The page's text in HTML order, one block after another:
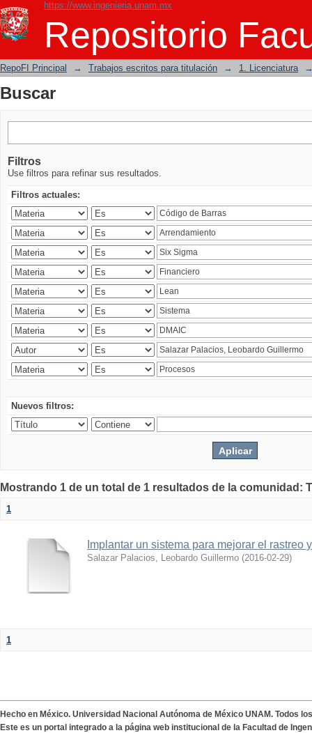
https://www.ingenieria.unam.mx
Repositorio
Buscar
RepoFI Principal → Trabajos escritos para titulación → 1. Licenciatura
Buscar
Filtros
Use filtros para refinar sus resultados.
Filtros actuales:
Nuevos filtros:
Mostrando 1 de un total de 1 resultados de la comunidad:
1
Implantar un sistema para mejorar el rastreo
Salazar Palacios, Leobardo Guillermo (2016-02-29)
1
Hecho en México. Universidad Nacional Autónoma de México UNAM. Todos
Este es un portal integrado a la página web institucional de la Facultad de